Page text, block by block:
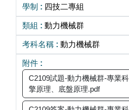
四技二專組
動力機械群
動力機械群
C2109試題-動力機械群-專業
擎原理、底盤原理.pdf